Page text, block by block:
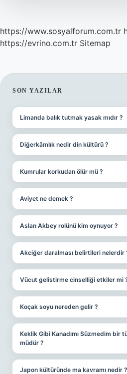
https://www.sosyalforum.com.tr
https://evrino.com.tr Sitemap
SIDEBAR
SON YAZILAR
Limanda balık tutmak yasak mıdır ?
Diğerkâmlık nedir din kültürü ?
Kumrular korkudan ölür mü ?
Aviyet ne demek ?
Aslan Akbey rolünü kim oynuyor ?
Akciğer daralması belirtileri nelerdir
Vücut gelistirme cinselliği etkiler mi
Koçak soyu nereden gelir ?
Keklik Gibi Kanadımı Süzmedim bir
müdür ?
Japon kültüründe ma kavramı nedir ?